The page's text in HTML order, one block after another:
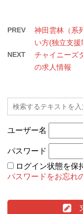
PREV
神田雲林（系
い方(独立支援
NEXT
チャイニーズ
の求人情報
ユーザー名
パスワード
ログイン状態を保
パスワードをお忘れ